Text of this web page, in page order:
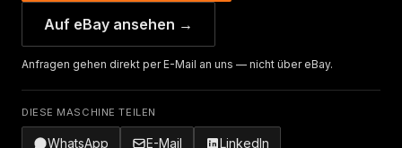
Auf eBay ansehen →
Anfragen gehen direkt per E-Mail an uns — nicht über eBay.
DIESE MASCHINE TEILEN
WhatsApp E-Mail LinkedIn